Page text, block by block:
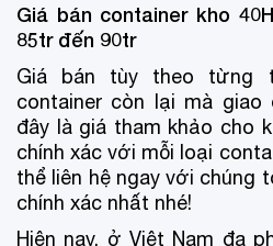
Giá bán container kho
85tr đến 90tr
Giá bán tùy theo từng
container còn lại mà giao
đây là giá tham khảo cho
chính xác với mỗi loại
thể liên hệ ngay với chúng
chính xác nhất nhé!
Hiện nay, ở Việt Nam đa